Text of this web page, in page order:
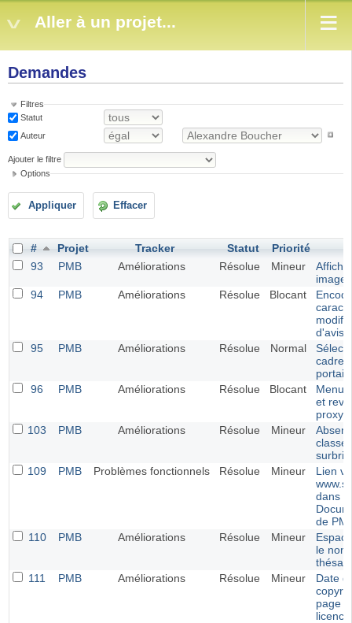
Aller à un projet...
Demandes
Filtres
Statut
Auteur
Ajouter le filtre
Options
Appliquer Effacer
# Projet Tracker Statut Priorité
93
PMB Améliorations Résolue Mineur
94
PMB Améliorations Résolue Blocant
d'avis
95
PMB Améliorations Résolue Normal
cadres
portail
96
PMB Améliorations Résolue Blocant
Menu
et
proxy
103
PMB Améliorations Résolue Mineur
classe
109
PMB Problèmes fonctionnels Résolue Mineur
Lien
dans
de
110
PMB Améliorations Résolue Mineur
le
111
PMB Améliorations Résolue Mineur
Date
page
licence